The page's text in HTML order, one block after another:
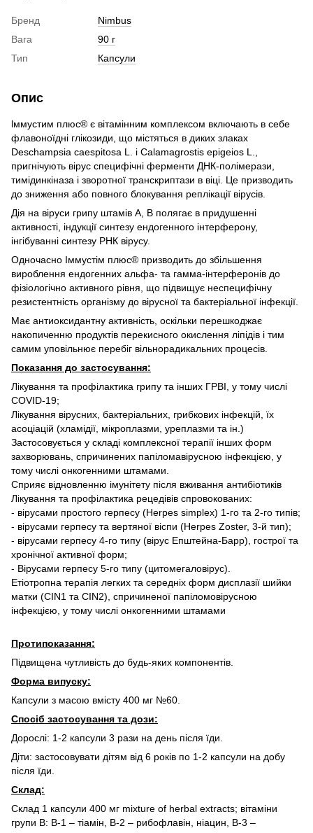
Бренд
Nimbus
Вага
90 г
Тип
Капсули
Опис
lммустим плюс® є вітамінним комплексом включають в себе
флавоноїдні глікозиди, що містяться в диких злаках
Deschampsia caespitosa L. і Calamagrostis epigeios L.,
пригнічують вірус специфічні ферменти ДНК-полімерази,
тимідинкіназа і зворотної транскриптази в віці. Це призводить
до зниження або повного блокування реплікації вірусів.
Дія на віруси грипу штамів А, В полягає в придушенні
активності, індукції синтезу ендогенного інтерферону,
інгібуванні синтезу РНК вірусу.
Одночасно Іммустім плюс® призводить до збільшення
вироблення ендогенних альфа- та гамма-інтерферонів до
фізіологічно активного рівня, що підвищує неспецифічну
резистентність організму до вірусної та бактеріальної інфекції.
Має антиоксидантну активність, оскільки перешкоджає
накопиченню продуктів перекисного окислення ліпідів і тим
самим уповільнює перебіг вільнорадикальних процесів.
Показання до застосування:
Лікування та профілактика грипу та інших ГРВІ, у тому числі
COVID-19;
Лікування вірусних, бактеріальних, грибкових інфекцій, їх
асоціацій (хламідії, мікроплазми, уреплазми та ін.)
Застосовується у складі комплексної терапії інших форм
захворювань, спричинених папіломавірусною інфекцією, у
тому числі онкогенними штамами.
Сприяє відновленню імунітету після вживання антибіотиків
Лікування та профілактика рецедівів спровокованих:
- вірусами простого герпесу (Herpes simplex) 1-го та 2-го типів;
- вірусами герпесу та вертяної віспи (Herpes Zoster, 3-й тип);
- вірусами герпесу 4-го типу (вірус Епштейна-Барр), гострої та
хронічної активної форм;
- Вірусами герпесу 5-го типу (цитомегаловірус).
Етіотропна терапія легких та середніх форм дисплазії шийки
матки (CIN1 та CIN2), спричиненої папіломовірусною
інфекцією, у тому числі онкогенними штамами
Протипоказання:
Підвищена чутливість до будь-яких компонентів.
Форма випуску:
Капсули з масою вмісту 400 мг №60.
Спосіб застосування та дози:
Дорослі: 1-2 капсули 3 рази на день після їди.
Діти: застосовувати дітям від 6 років по 1-2 капсули на добу
після їди.
Склад:
Склад 1 капсули 400 мг mixture of herbal extracts; вітаміни
групи В: В-1 – тіамін, В-2 – рибофлавін, ніацин, В-3 –